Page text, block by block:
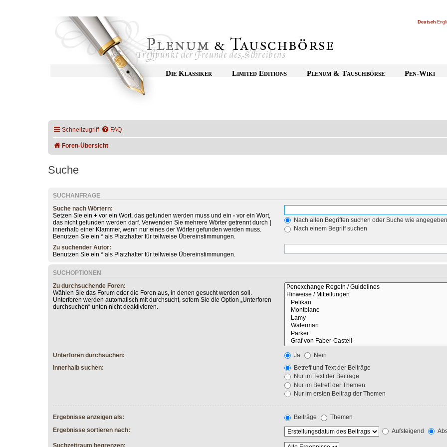
Deutsch
Die Klassiker Limited Editions Plenum & Tauschbörse Pen-Wiki
Schnellzugriff FAQ
Foren-Übersicht
Suche
SUCHANFRAGE
Suche nach Wörtern:
Setzen Sie ein + vor ein Wort, das gefunden werden muss und ein - vor ein Wort,
das nicht gefunden werden darf. Verwenden Sie mehrere Wörter getrennt durch
innerhalb einer Klammer, wenn nur eines der Wörter gefunden werden muss.
Benutzen Sie ein * als Platzhalter für teilweise Übereinstimmungen.
Nach allen Begriffen suchen oder Suche wie
Nach einem Begriff suchen
Zu suchender Autor:
Benutzen Sie ein * als Platzhalter für teilweise Übereinstimmungen.
SUCHOPTIONEN
Zu durchsuchende Foren:
Wählen Sie das Forum oder die Foren aus, in denen gesucht werden soll.
Unterforen werden automatisch mit durchsucht, sofern Sie die Option „Unterforen
durchsuchen“ unten nicht deaktivieren.
Unterforen durchsuchen: Ja
Nein
Innerhalb suchen:
Betreff und Text der Beiträge
Nur im Text der Beiträge
Nur im Betreff der Themen
Nur im ersten Beitrag der Themen
Ergebnisse anzeigen als: Beiträge
Themen
Ergebnisse sortieren nach:
Aufsteigend
Suchzeitraum begrenzen: